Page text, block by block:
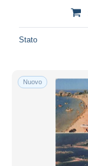
Stato
Nuovo